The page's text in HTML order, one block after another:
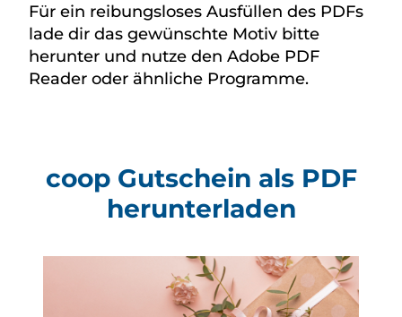
Für ein reibungsloses Ausfüllen des PDFs
lade dir das gewünschte Motiv bitte
herunter und nutze den Adobe PDF
Reader oder ähnliche Programme.
coop Gutschein als PDF
herunterladen